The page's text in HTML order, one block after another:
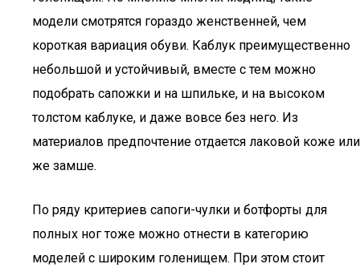
модели смотрятся гораздо женственней, чем
короткая вариация обуви. Каблук преимущественно
небольшой и устойчивый, вместе с тем можно
подобрать сапожки и на шпильке, и на высоком
толстом каблуке, и даже вовсе без него. Из
материалов предпочтение отдается лаковой коже или
же замше.
По ряду критериев сапоги-чулки и ботфорты для
полных ног тоже можно отнести в категорию
моделей с широким голенищем. При этом стоит